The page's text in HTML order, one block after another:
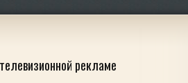
рекламе